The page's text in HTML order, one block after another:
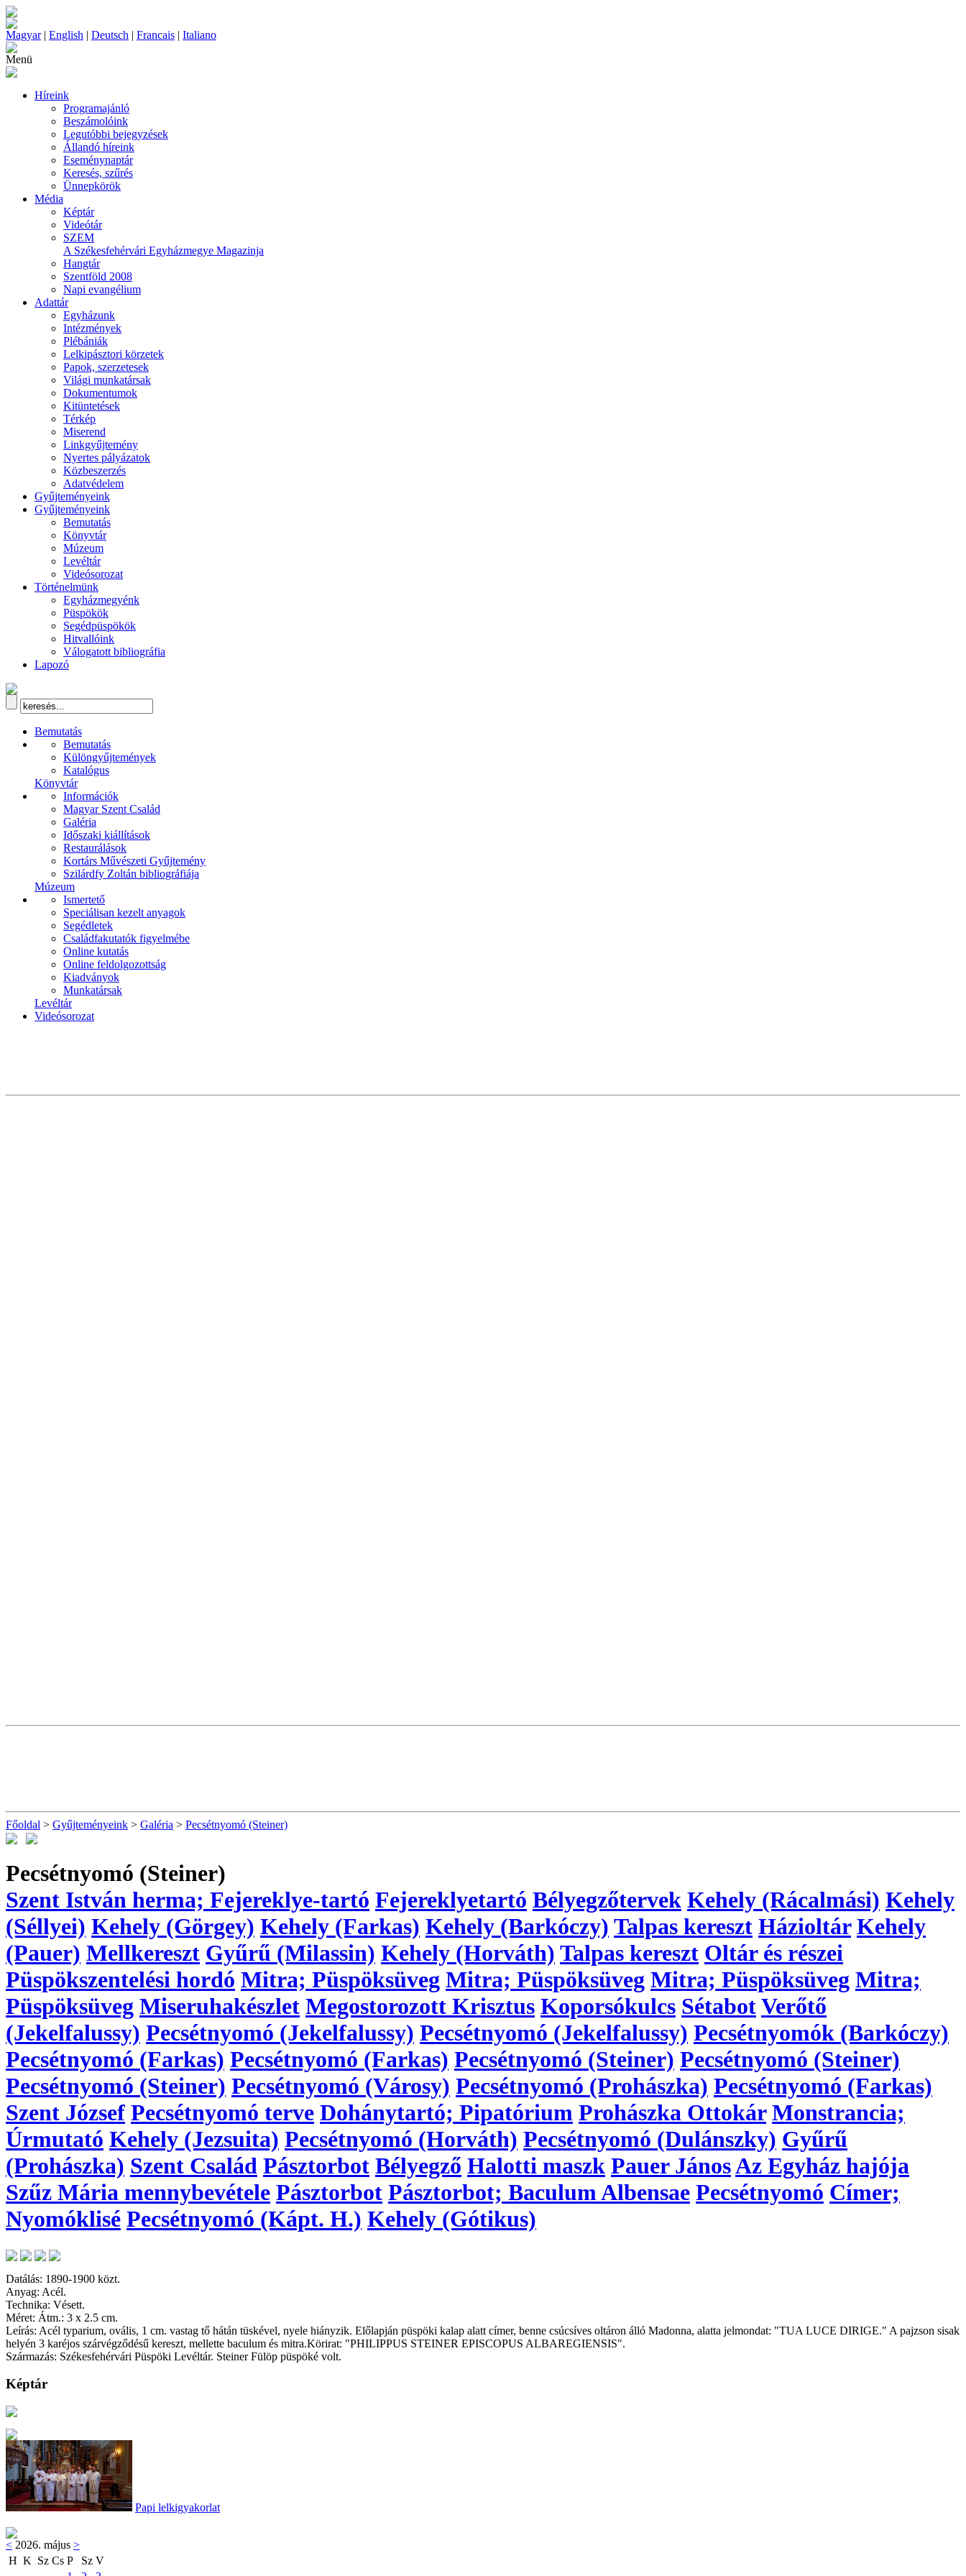
Magyar| English | Deutsch | Francais | Italiano
Menü
Híreink
Programajánló
Beszámolóink
Legutóbbi bejegyzések
Állandó híreink
Eseménynaptár
Keresés, szűrés
Ünnepkörök
Média
Képtár
Videótár
SZEM
A Székesfehérvári Egyházmegye Magazinja
Hangtár
Szentföld 2008
Napi evangélium
Adattár
Egyházunk
Intézmények
Plébániák
Lelkipásztori körzetek
Papok, szerzetesek
Világi munkatársak
Dokumentumok
Kitüntetések
Térkép
Miserend
Linkgyűjtemény
Nyertes pályázatok
Közbeszerzés
Adatvédelem
Gyűjteményeink
Gyűjteményeink
Bemutatás
Könyvtár
Múzeum
Levéltár
Videósorozat
Történelmünk
Egyházmegyénk
Püspökök
Segédpüspökök
Hitvallóink
Válogatott bibliográfia
Lapozó
Bemutatás
Bemutatás
Különgyűjtemények
Katalógus
Könyvtár
Információk
Magyar Szent Család
Galéria
Időszaki kiállítások
Restaurálások
Kortárs Művészeti Gyűjtemény
Szilárdfy Zoltán bibliográfiája
Múzeum
Ismertető
Speciálisan kezelt anyagok
Segédletek
Családfakutatók figyelmébe
Online kutatás
Online feldolgozottság
Kiadványok
Munkatársak
Levéltár
Videósorozat
Főoldal > Gyűjteményeink > Galéria > Pecsétnyomó (Steiner)
Pecsétnyomó (Steiner)
Szent István herma; Fejereklye-tartó Fejereklyetartó Bélyegzőtervek Kehely (Rácalmási) Kehely
(Séllyei) Kehely (Görgey) Kehely (Farkas) Kehely (Barkóczy) Talpas kereszt Házioltár Kehely
(Pauer) Mellkereszt Gyűrű (Milassin) Kehely (Horváth) Talpas kereszt Oltár és részei
Püspökszentelési hordó Mitra; Püspöksüveg Mitra; Püspöksüveg Mitra; Püspöksüveg Mitra;
Püspöksüveg Miseruhakészlet Megostorozott Krisztus Koporsókulcs SétabotVerőtő
(Jekelfalussy) Pecsétnyomó (Jekelfalussy) Pecsétnyomó (Jekelfalussy) Pecsétnyomók (Barkóczy)
Pecsétnyomó (Farkas) Pecsétnyomó (Farkas) Pecsétnyomó (Steiner) Pecsétnyomó (Steiner)
Pecsétnyomó (Steiner) Pecsétnyomó (Városy) Pecsétnyomó (Prohászka) Pecsétnyomó (Farkas)
Szent József Pecsétnyomó terve Dohánytartó; Pipatórium Prohászka Ottokár Monstrancia;
Úrmutató Kehely (Jezsuita) Pecsétnyomó (Horváth) Pecsétnyomó (Dulánszky) Gyűrű
(Prohászka) Szent Család Pásztorbot Bélyegző Halotti maszk Pauer JánosAz Egyház hajója
Szűz Mária mennybevétele Pásztorbot Pásztorbot; Baculum Albensae Pecsétnyomó Címer;
Nyomóklisé Pecsétnyomó (Kápt. H.) Kehely (Gótikus)
Datálás: 1890-1900 közt.
Anyag: Acél.
Technika: Vésett.
Méret: Átm.: 3 x 2.5 cm.
Leírás: Acél typarium, ovális, 1 cm. vastag tő hátán tüskével, nyele hiányzik. Előlapján püspöki kalap alatt címer, benne csúcsíves oltáron álló Madonna, alatta jelmondat: "TUA LUCE DIRIGE." A pajzson sisak
helyén 3 karéjos szárvégződésű kereszt, mellette baculum és mitra.Körirat: "PHILIPPUS STEINER EPISCOPUS ALBAREGIENSIS".
Származás: Székesfehérvári Püspöki Levéltár. Steiner Fülöp püspöké volt.
Képtár
Papi lelkigyakorlat
< 2026. május >
H K Sz Cs P Sz V